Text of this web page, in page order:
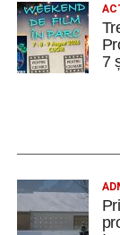
Polițiștii
Ilie Arion
7